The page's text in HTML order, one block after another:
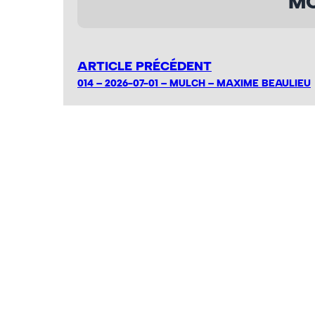
ARTICLE PRÉCÉDENT
014 – 2026-07-01 – MULCH – MAXIME BEAULIEU